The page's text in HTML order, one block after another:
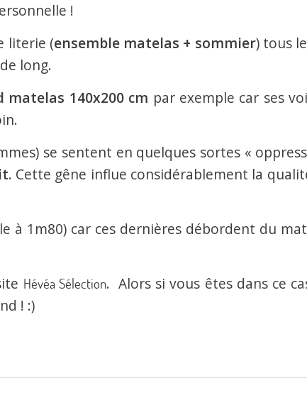
!
literie (ensemble matelas + sommier) tous
long.
matelas 140x200 cm par exemple car ses
se sentent en quelques sortes «
. Cette gêne influe considérablement la
à 1m80) car ces dernières débordent du
Hévéa Sélection. Alors si vous êtes dans ce
! :)